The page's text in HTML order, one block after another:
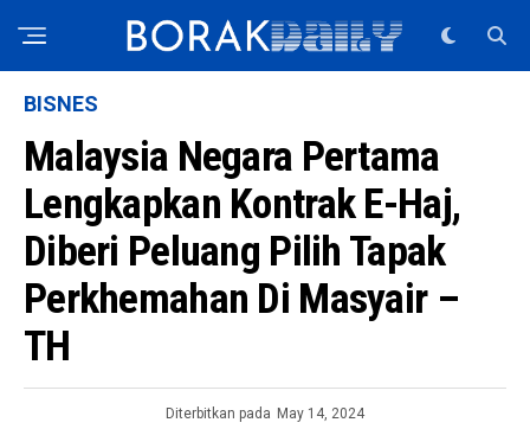
BISNES
Malaysia Negara Pertama
Lengkapkan Kontrak E-Haj,
Diberi Peluang Pilih Tapak
Perkhemahan Di Masyair –
TH
Diterbitkan pada May 14, 2024